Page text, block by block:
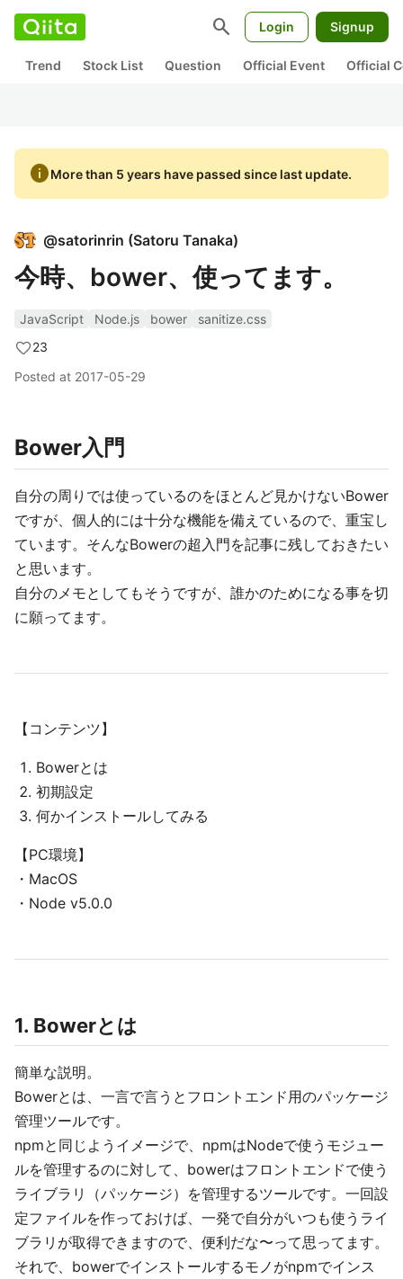
search Login Signup
Trend Stock List Question Official Event Official
infoMore than 5 years have passed since last update.
@satorinrin (Satoru Tanaka)
今時、bower、使ってます。
JavaScript Node.js bower
sanitize.css
23
Posted at 2017-05-29
Bower入門
自分の周りでは使っているのをほとんど見かけないBower
ですが、個人的には十分な機能を備えているので、重宝し
ています。そんなBowerの超入門を記事に残しておきたい
と思います。
自分のメモとしてもそうですが、誰かのためになる事を切
に願ってます。
【コンテンツ】
Bowerとは
初期設定
何かインストールしてみる
【PC環境】
・MacOS
・Node v5.0.0
1. Bowerとは
簡単な説明。
Bowerとは、一言で言うとフロントエンド用のパッケージ
管理ツールです。
npmと同じようイメージで、npmはNodeで使うモジュー
ルを管理するのに対して、bowerはフロントエンドで使う
ライブラリ（パッケージ）を管理するツールです。一回設
定ファイルを作っておけば、一発で自分がいつも使うライ
ブラリが取得できますので、便利だな〜って思ってます。
それで、bowerでインストールするモノがnpmでインス